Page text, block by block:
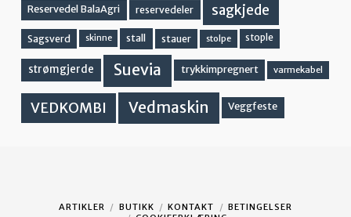
Reservedel BalaAgri reservedeler sagkjede
Sagsverd skinne stall stauer stolpe stople
strømgjerde Suevia trykkimpregnert varmekabel
VEDKOMBI Vedmaskin Veggfeste
ARTIKLER BUTIKK KONTAKT
BETINGELSER